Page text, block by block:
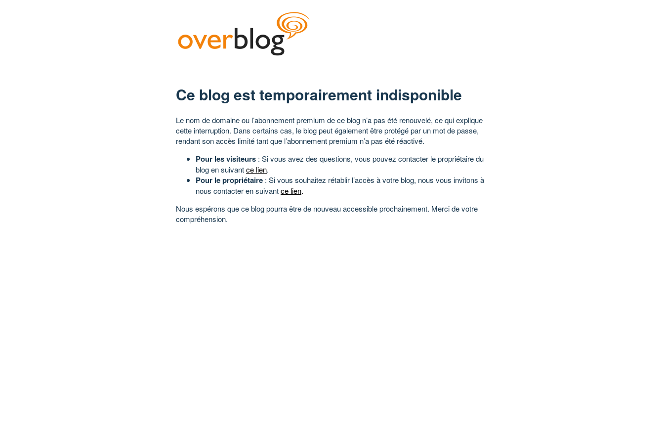
Ce blog est temporairement indisponible
Le nom de domaine ou l’abonnement premium de ce blog n’a pas été renouvelé, ce qui explique
cette interruption. Dans certains cas, le blog peut également être protégé par un mot de passe,
rendant son accès limité tant que l’abonnement premium n’a pas été réactivé.
Pour les visiteurs : Si vous avez des questions, vous pouvez contacter le propriétaire du
blog en suivantce lien.
Pour le propriétaire : Si vous souhaitez rétablir l’accès à votre blog, nous vous invitons à
nous contacter en suivantce lien.
Nous espérons que ce blog pourra être de nouveau accessible prochainement. Merci de votre
compréhension.